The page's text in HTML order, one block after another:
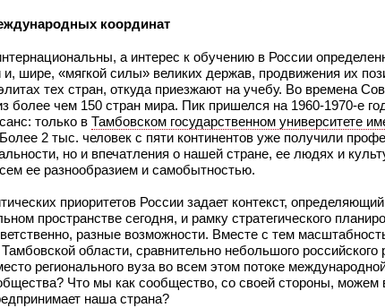
координат
а интерес к обучению в России
шире, «мягкой силы» великих держав, продвижения их
тех стран, откуда приезжают на учебу. Во времена
более чем 150 стран мира. Пик пришелся на 1960-1970-е
только в Тамбовском государственном университете
2 тыс. человек с пяти континентов уже получили
но и впечатления о нашей стране, ее людях и
ее разнообразием и самобытностью.
приоритетов России задает контекст,
пространстве сегодня, и рамку стратегического
разные возможности. Вместе с тем
Тамбовской области, сравнительно небольшого
регионального вуза во всем этом потоке
Что мы как сообщество, со своей стороны, можем
наша страна?